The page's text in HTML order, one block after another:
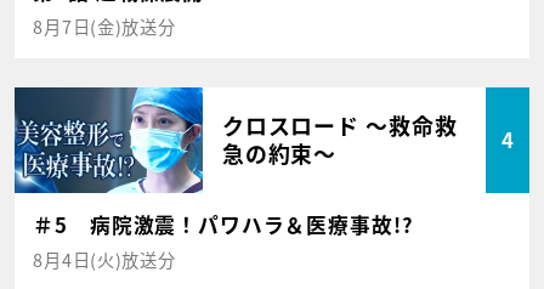
8月7日(金)放送分
クロスロード ～救命救
急の約束～
4
＃5 病院激震！パワハラ＆医療事故!?
8月4日(火)放送分